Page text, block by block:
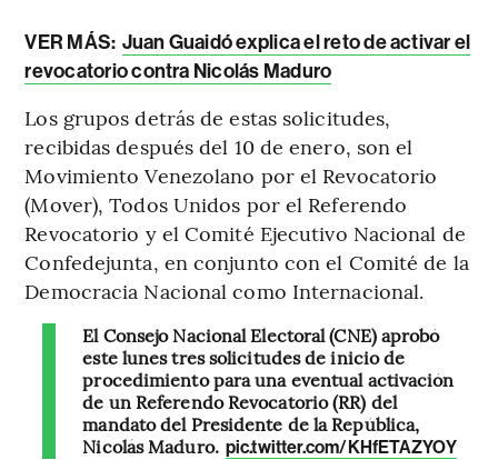
VER MÁS: Juan Guaidó explica el reto de activar el
revocatorio contra Nicolás Maduro
Los grupos detrás de estas solicitudes,
recibidas después del 10 de enero, son el
Movimiento Venezolano por el Revocatorio
(Mover), Todos Unidos por el Referendo
Revocatorio y el Comité Ejecutivo Nacional de
Confedejunta, en conjunto con el Comité de la
Democracia Nacional como Internacional.
El Consejo Nacional Electoral (CNE) aprobó
este lunes tres solicitudes de inicio de
procedimiento para una eventual activación
de un Referendo Revocatorio (RR) del
mandato del Presidente de la República,
Nicolás Maduro. pic.twitter.com/KHfETAZYOY